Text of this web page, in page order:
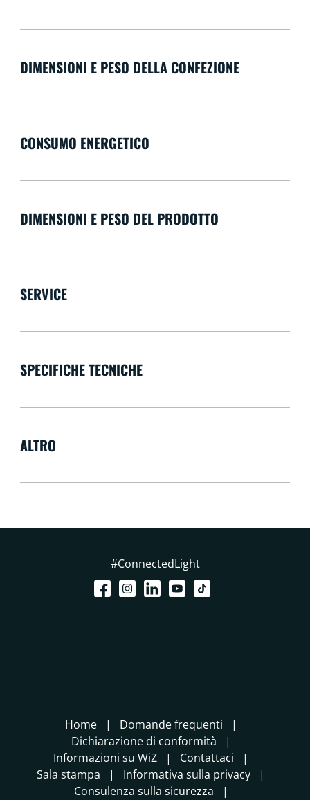
DIMENSIONI E PESO DELLA CONFEZIONE
CONSUMO ENERGETICO
DIMENSIONI E PESO DEL PRODOTTO
SERVICE
SPECIFICHE TECNICHE
ALTRO
#ConnectedLight
Home
Domande frequenti
Dichiarazione di conformità
Informazioni su WiZ
Contattaci
Sala stampa
Informativa sulla privacy
Consulenza sulla sicurezza